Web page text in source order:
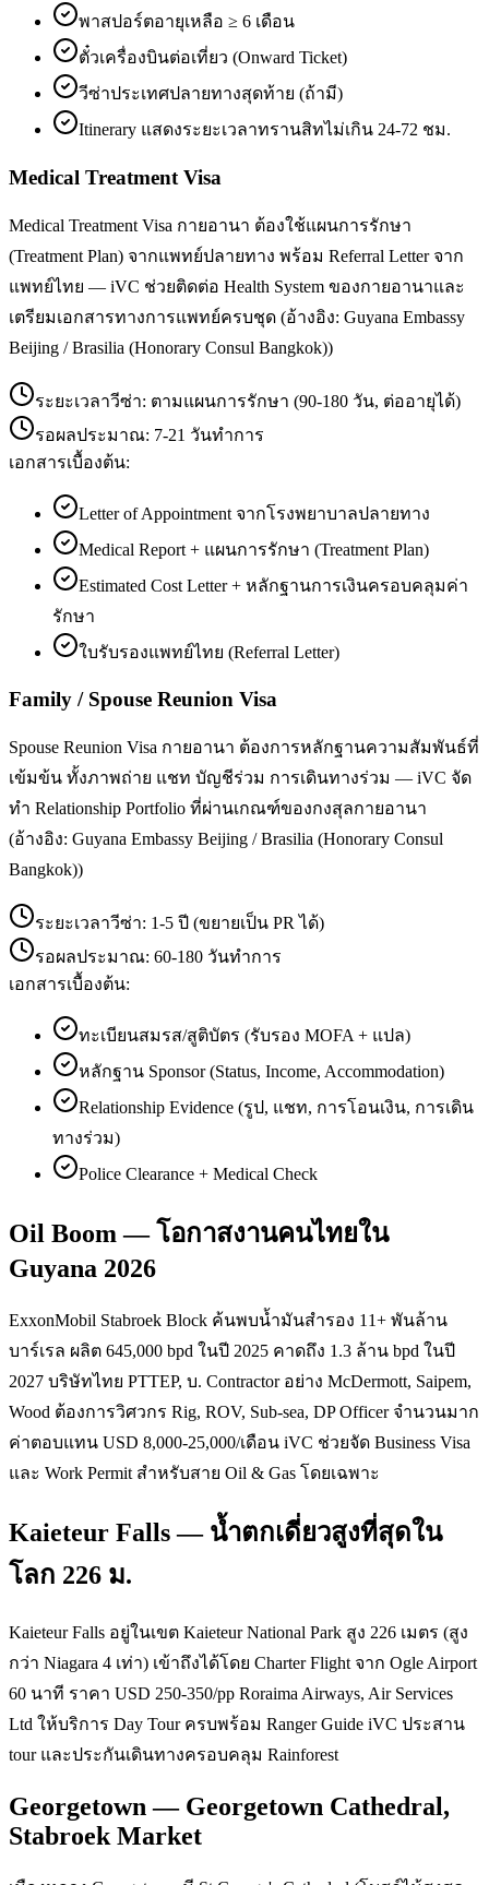
พาสปอร์ตอายุเหลือ ≥ 6 เดือน
ตั๋วเครื่องบินต่อเที่ยว (Onward Ticket)
วีซ่าประเทศปลายทางสุดท้าย (ถ้ามี)
Itinerary แสดงระยะเวลาทรานสิทไม่เกิน 24-72 ชม.
Medical Treatment Visa
Medical Treatment Visa กายอานา ต้องใช้แผนการรักษา
(Treatment Plan) จากแพทย์ปลายทาง พร้อม Referral Letter จาก
แพทย์ไทย — iVC ช่วยติดต่อ Health System ของกายอานาและ
เตรียมเอกสารทางการแพทย์ครบชุด (อ้างอิง: Guyana Embassy
Beijing / Brasilia (Honorary Consul Bangkok))
ระยะเวลาวีซ่า: ตามแผนการรักษา (90-180 วัน, ต่ออายุได้)
รอผลประมาณ: 7-21 วันทำการ
เอกสารเบื้องต้น:
Letter of Appointment จากโรงพยาบาลปลายทาง
Medical Report + แผนการรักษา (Treatment Plan)
Estimated Cost Letter + หลักฐานการเงินครอบคลุมค่า
รักษา
ใบรับรองแพทย์ไทย (Referral Letter)
Family / Spouse Reunion Visa
Spouse Reunion Visa กายอานา ต้องการหลักฐานความสัมพันธ์ที่
เข้มข้น ทั้งภาพถ่าย แชท บัญชีร่วม การเดินทางร่วม — iVC จัด
ทำ Relationship Portfolio ที่ผ่านเกณฑ์ของกงสุลกายอานา
(อ้างอิง: Guyana Embassy Beijing / Brasilia (Honorary Consul
Bangkok))
ระยะเวลาวีซ่า: 1-5 ปี (ขยายเป็น PR ได้)
รอผลประมาณ: 60-180 วันทำการ
เอกสารเบื้องต้น:
ทะเบียนสมรส/สูติบัตร (รับรอง MOFA + แปล)
หลักฐาน Sponsor (Status, Income, Accommodation)
Relationship Evidence (รูป, แชท, การโอนเงิน, การเดิน
ทางร่วม)
Police Clearance + Medical Check
Oil Boom — โอกาสงานคนไทยใน
Guyana 2026
ExxonMobil Stabroek Block ค้นพบน้ำมันสำรอง 11+ พันล้าน
บาร์เรล ผลิต 645,000 bpd ในปี 2025 คาดถึง 1.3 ล้าน bpd ในปี
2027 บริษัทไทย PTTEP, บ. Contractor อย่าง McDermott, Saipem,
Wood ต้องการวิศวกร Rig, ROV, Sub-sea, DP Officer จำนวนมาก
ค่าตอบแทน USD 8,000-25,000/เดือน iVC ช่วยจัด Business Visa
และ Work Permit สำหรับสาย Oil & Gas โดยเฉพาะ
Kaieteur Falls — น้ำตกเดี่ยวสูงที่สุดใน
โลก 226 ม.
Kaieteur Falls อยู่ในเขต Kaieteur National Park สูง 226 เมตร (สูง
กว่า Niagara 4 เท่า) เข้าถึงได้โดย Charter Flight จาก Ogle Airport
60 นาที ราคา USD 250-350/pp Roraima Airways, Air Services
Ltd ให้บริการ Day Tour ครบพร้อม Ranger Guide iVC ประสาน
tour และประกันเดินทางครอบคลุม Rainforest
Georgetown — Georgetown Cathedral,
Stabroek Market